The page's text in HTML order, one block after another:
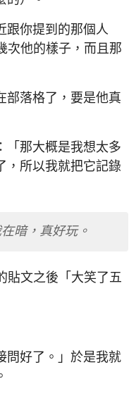
跟你提到的那個人
次他的樣子，而且那
部落格了，要是他真
「那大概是我想太多
，所以我就把它記錄
暗，真好玩。
貼文之後「大笑了五
問好了。」於是我就